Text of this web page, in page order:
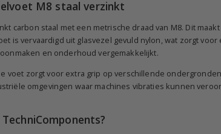
M8 staal verzinkt
carbon staal met een metrische draad van M8. Dit
is vervaardigd uit glasvezel gevuld nylon, wat zorgt
en onderhoud vergemakkelijkt.
voet zorgt voor extra grip op verschillende
omgevingen waar machines vibraties kunnen